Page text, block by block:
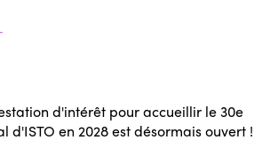
d'intérêt pour accueillir le 30e
d'ISTO en 2028 est désormais ouvert !